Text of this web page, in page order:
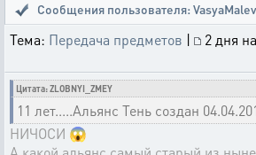
Сообщения пользователя:
Тема: Передача предметов |
2 дня
Цитата: ZLOBNYI_ZMEY
11 лет.....Альянс Тень создан
НИЧОСИ 😱